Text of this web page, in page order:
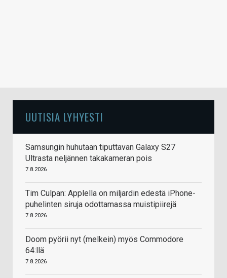
UUTISIA LYHYESTI
Samsungin huhutaan tiputtavan Galaxy S27
Ultrasta neljännen takakameran pois
7.8.2026
Tim Culpan: Applella on miljardin edestä iPhone-
puhelinten siruja odottamassa muistipiirejä
7.8.2026
Doom pyörii nyt (melkein) myös Commodore
64:llä
7.8.2026